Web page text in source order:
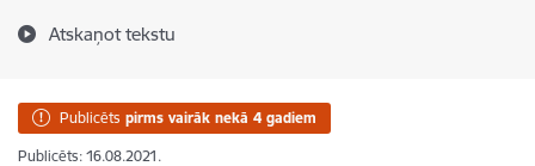
Atskaņot tekstu
Publicēts pirms vairāk nekā 4 gadiem
Publicēts: 16.08.2021.